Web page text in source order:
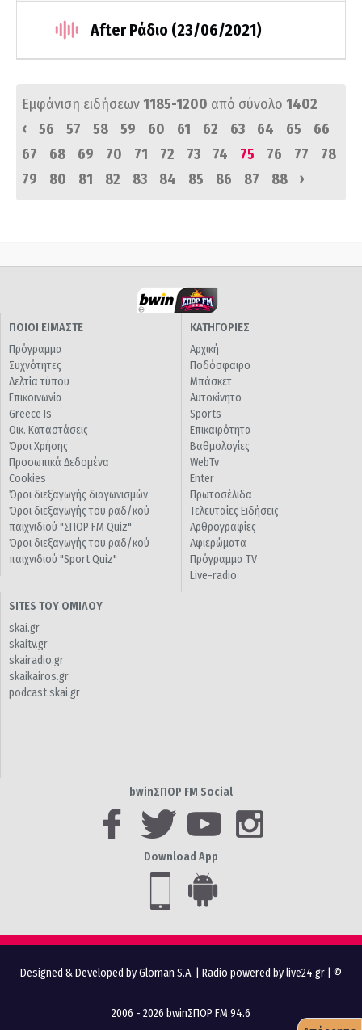
After Ράδιο (23/06/2021)
Εμφάνιση ειδήσεων1185-1200 από σύνολο 1402
‹
56 57 58 59 60 61 62 63 64 65
66
67
68 69 70 71 72 73 74 75 76 77
78
79
80 81 82 83 84 85 86 87 88 ›
ΠΟΙΟΙ ΕΙΜΑΣΤΕ
Πρόγραμμα
Συχνότητες
Δελτία τύπου
Επικοινωνία
Greece Is
Οικ. Καταστάσεις
Όροι Χρήσης
Προσωπικά Δεδομένα
Cookies
Όροι διεξαγωγής διαγωνισμών
Όροι διεξαγωγής του ραδ/κού
παιχνιδιού "ΣΠΟΡ FM Quiz"
Όροι διεξαγωγής του ραδ/κού
παιχνιδιού "Sport Quiz"
ΚΑΤΗΓΟΡΙΕΣ
Αρχική
Ποδόσφαιρο
Μπάσκετ
Αυτοκίνητο
Sports
Επικαιρότητα
Βαθμολογίες
WebTv
Enter
Πρωτοσέλιδα
Τελευταίες Ειδήσεις
Αρθρογραφίες
Αφιερώματα
Πρόγραμμα TV
Live-radio
SITES ΤΟΥ ΟΜΙΛΟΥ
skai.gr
skaitv.gr
skairadio.gr
skaikairos.gr
podcast.skai.gr
bwinΣΠΟΡ FM Social
Download App
Designed & Developed by Gloman S.A. Radio powered by live24.gr | ©
2006 - 2026 bwinΣΠΟΡ FM 94.6